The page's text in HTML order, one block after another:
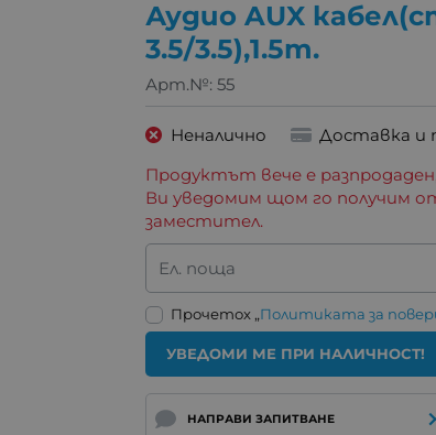
Аудио AUX
3.5/3.5),1.5m.
Арт.№: 55
Неналично
Доставка и
Продуктът вече е
Ви уведомим щом го получим
заместител.
Ел. поща
Прочетох „Политиката за
УВЕДОМИ МЕ ПРИ НАЛИЧНОСТ!
НАПРАВИ ЗАПИТВАНЕ